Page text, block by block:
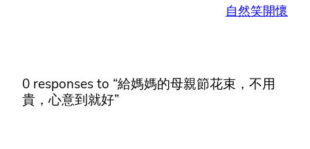
自然笑開懷
0 responses to “給媽媽的母親節花束，不用
貴，心意到就好”